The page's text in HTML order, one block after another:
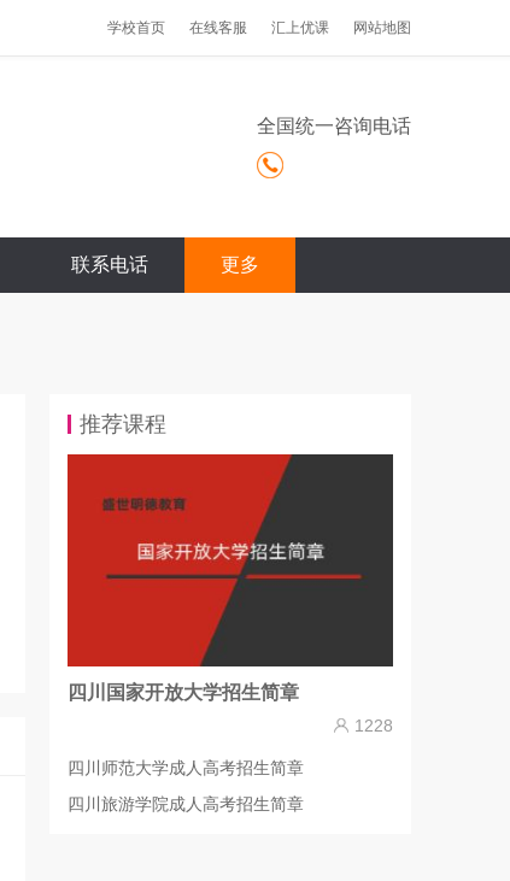
学校首页 在线客服 汇上优课 网站地图
全国统一咨询电话
联系电话 更多
推荐课程
四川国家开放大学招生简章
1228
四川师范大学成人高考招生简章
四川旅游学院成人高考招生简章